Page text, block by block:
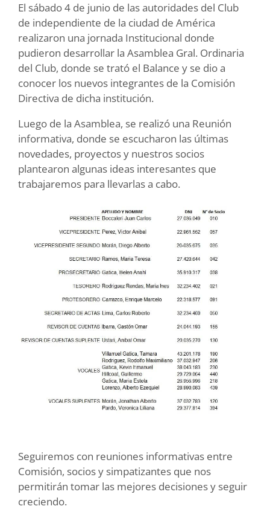
El sábado 4 de junio de las autoridades del Club
de independiente de la ciudad de América
realizaron una jornada Institucional donde
pudieron desarrollar la Asamblea Gral. Ordinaria
del Club, donde se trató el Balance y se dio a
conocer los nuevos integrantes de la Comisión
Directiva de dicha institución.
Luego de la Asamblea, se realizó una Reunión
informativa, donde se escucharon las últimas
novedades, proyectos y nuestros socios
plantearon algunas ideas interesantes que
trabajaremos para llevarlas a cabo.
Seguiremos con reuniones informativas entre
Comisión, socios y simpatizantes que nos
permitirán tomar las mejores decisiones y seguir
creciendo.